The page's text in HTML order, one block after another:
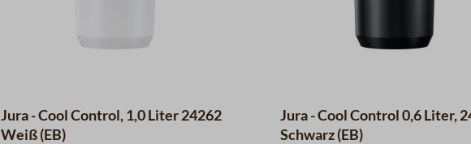
Jura - Cool Control, 1,0 Liter 24262
Weiß (EB)
Jura - Cool Control 0,6 Liter,
Schwarz (EB)